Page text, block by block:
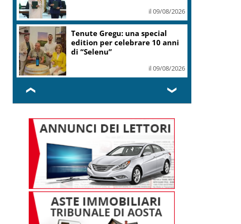
il 09/08/2026
Tenute Gregu: una special
edition per celebrare 10 anni
di “Selenu”
il 09/08/2026
❮ ❯